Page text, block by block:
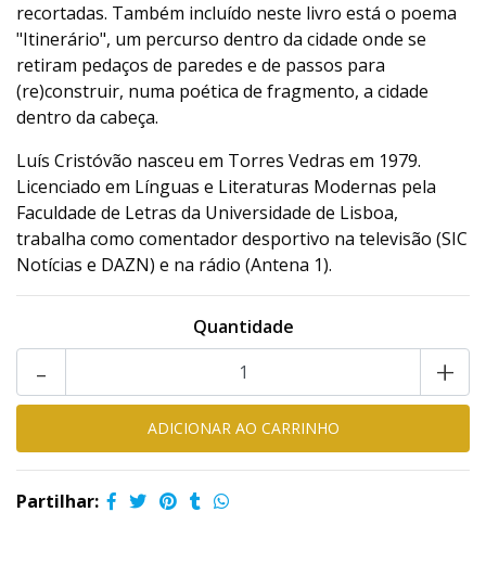
recortadas. Também incluído neste livro está o poema
"Itinerário", um percurso dentro da cidade onde se
retiram pedaços de paredes e de passos para
(re)construir, numa poética de fragmento, a cidade
dentro da cabeça.
Luís Cristóvão nasceu em Torres Vedras em 1979.
Licenciado em Línguas e Literaturas Modernas pela
Faculdade de Letras da Universidade de Lisboa,
trabalha como comentador desportivo na televisão (SIC
Notícias e DAZN) e na rádio (Antena 1).
Quantidade
+
-
Partilhar: